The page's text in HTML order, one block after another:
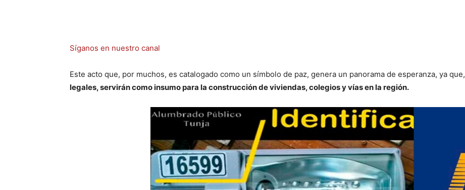
Síganos en nuestro canal
Este acto que, por muchos, es catalogado como un símbolo de paz, genera un panorama de esperanza, ya que,
legales, servirán como insumo para la construcción de viviendas, colegios y vías en la región.